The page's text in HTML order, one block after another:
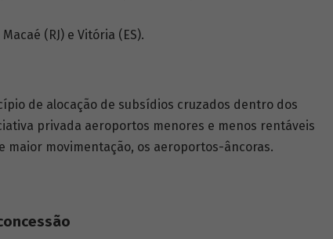
(RJ) e Vitória (ES).
de alocação de subsídios cruzados dentro dos
privada aeroportos menores e menos rentáveis
maior movimentação, os aeroportos-âncoras.